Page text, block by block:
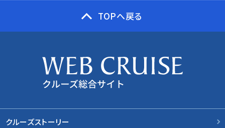
TOPへ戻る
クルーズストーリー